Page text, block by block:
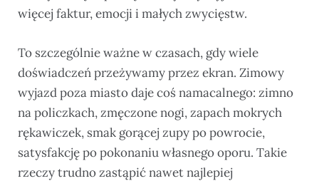
więcej faktur, emocji i małych zwycięstw.
To szczególnie ważne w czasach, gdy wiele
doświadczeń przeżywamy przez ekran. Zimowy
wyjazd poza miasto daje coś namacalnego: zimno
na policzkach, zmęczone nogi, zapach mokrych
rękawiczek, smak gorącej zupy po powrocie,
satysfakcję po pokonaniu własnego oporu. Takie
rzeczy trudno zastąpić nawet najlepiej